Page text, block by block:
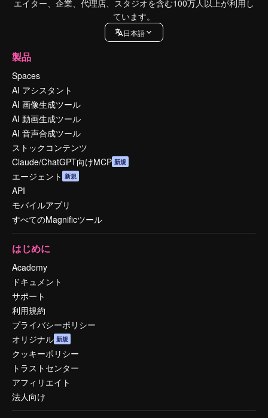
エイター、企業、代理店、スタジオを含む100万人以上が利用し
ています。
日本語
製品
Spaces
AI アシスタント
AI 画像生成ツール
AI 動画生成ツール
AI 音声合成ツール
ストックコンテンツ
Claude/ChatGPT向けMCP 新規
エージェント 新規
API
モバイルアプリ
すべてのMagnificツール
はじめに
Academy
ドキュメント
サポート
利用規約
プライバシーポリシー
オリジナル 新規
クッキーポリシー
トラストセンター
アフィリエイト
法人向け